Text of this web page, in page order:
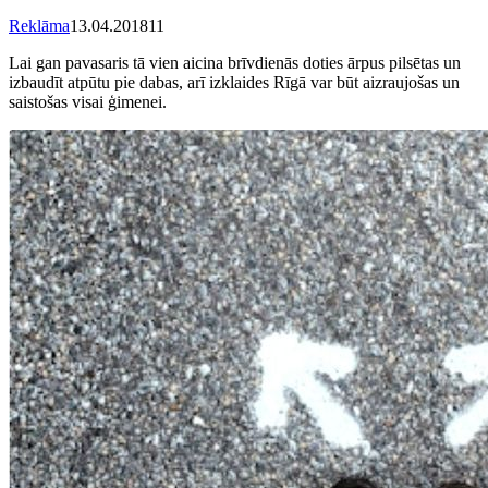
Reklāma13.04.201811
Lai gan pavasaris tā vien aicina brīvdienās doties ārpus pilsētas un
izbaudīt atpūtu pie dabas, arī izklaides Rīgā var būt aizraujošas un
saistošas visai ģimenei.